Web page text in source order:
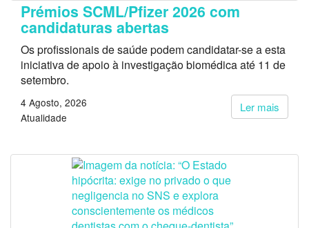
Prémios SCML/Pfizer 2026 com
candidaturas abertas
Os profissionais de saúde podem candidatar-se a esta
iniciativa de apoio à investigação biomédica até 11 de
setembro.
Ler mais
4 Agosto, 2026
Atualidade